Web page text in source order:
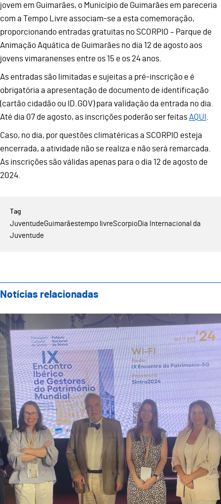
jovem em Guimarães, o Município de Guimarães em pareceria
com a Tempo Livre associam-se a esta comemoração,
proporcionando entradas gratuitas no SCORPIO – Parque de
Animação Aquática de Guimarães no dia 12 de agosto aos
jovens vimaranenses entre os 15 e os 24 anos.
As entradas são limitadas e sujeitas a pré-inscrição e é
obrigatória a apresentação de documento de identificação
(cartão cidadão ou ID.GOV) para validação da entrada no dia.
Até dia 07 de agosto, as inscrições poderão ser feitas AQUI
Caso, no dia, por questões climatéricas a SCORPIO esteja
encerrada, a atividade não se realiza e não será remarcada.
As inscrições são válidas apenas para o dia 12 de agosto de
2024.
JuventudeGuimarãestempo livreScorpio Dia Internacional da
Juventude
Notícias relacionadas
Guimarães Representada no IX Encontro Ibérico de